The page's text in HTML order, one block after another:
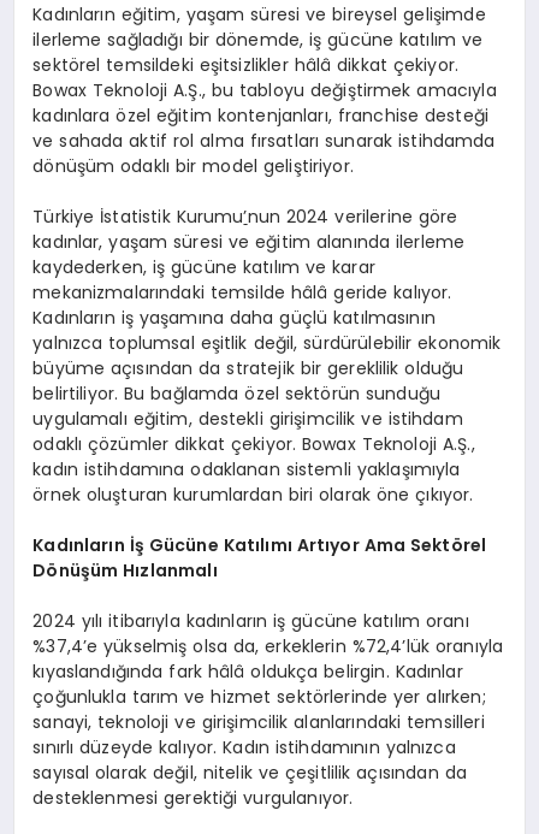
Kadınların eğitim, yaşam süresi ve bireysel gelişimde
ilerleme sağladığı bir dönemde, iş gücüne katılım ve
sektörel temsildeki eşitsizlikler hâlâ dikkat çekiyor.
Bowax Teknoloji A.Ş., bu tabloyu değiştirmek amacıyla
kadınlara özel eğitim kontenjanları, franchise desteği
ve sahada aktif rol alma fırsatları sunarak istihdamda
dönüşüm odaklı bir model geliştiriyor.
Türkiye İstatistik Kurumu’nun 2024 verilerine göre
kadınlar, yaşam süresi ve eğitim alanında ilerleme
kaydederken, iş gücüne katılım ve karar
mekanizmalarındaki temsilde hâlâ geride kalıyor.
Kadınların iş yaşamına daha güçlü katılmasının
yalnızca toplumsal eşitlik değil, sürdürülebilir ekonomik
büyüme açısından da stratejik bir gereklilik olduğu
belirtiliyor. Bu bağlamda özel sektörün sunduğu
uygulamalı eğitim, destekli girişimcilik ve istihdam
odaklı çözümler dikkat çekiyor. Bowax Teknoloji A.Ş.,
kadın istihdamına odaklanan sistemli yaklaşımıyla
örnek oluşturan kurumlardan biri olarak öne çıkıyor.
Kadınların İş Gücüne Katılımı Artıyor Ama Sektörel
Dönüşüm Hızlanmalı
2024 yılı itibarıyla kadınların iş gücüne katılım oranı
%37,4’e yükselmiş olsa da, erkeklerin %72,4’lük oranıyla
kıyaslandığında fark hâlâ oldukça belirgin. Kadınlar
çoğunlukla tarım ve hizmet sektörlerinde yer alırken;
sanayi, teknoloji ve girişimcilik alanlarındaki temsilleri
sınırlı düzeyde kalıyor. Kadın istihdamının yalnızca
sayısal olarak değil, nitelik ve çeşitlilik açısından da
desteklenmesi gerektiği vurgulanıyor.